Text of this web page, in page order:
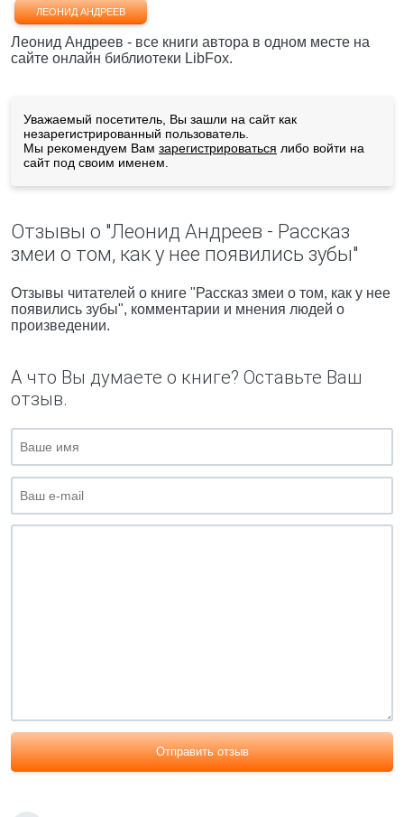
ЛЕОНИД АНДРЕЕВ
Леонид Андреев - все книги автора в одном месте на
сайте онлайн библиотеки LibFox.
Уважаемый посетитель, Вы зашли на сайт как
незарегистрированный пользователь.
Мы рекомендуем Вам зарегистрироваться либо войти на
сайт под своим именем.
Отзывы о "Леонид Андреев - Рассказ
змеи о том, как у нее появились зубы"
Отзывы читателей о книге "Рассказ змеи о том, как у нее
появились зубы", комментарии и мнения людей о
произведении.
А что Вы думаете о книге? Оставьте Ваш
отзыв.
Отправить отзыв